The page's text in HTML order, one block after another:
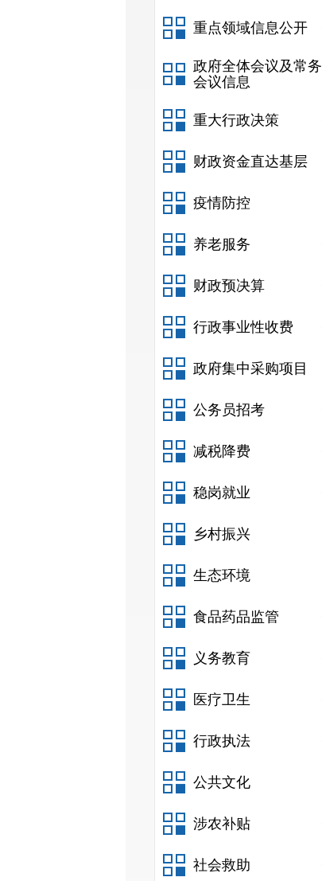
重点领域信息公开
政府全体会议及常务
会议信息
重大行政决策
财政资金直达基层
疫情防控
养老服务
财政预决算
行政事业性收费
政府集中采购项目
公务员招考
减税降费
稳岗就业
乡村振兴
生态环境
食品药品监管
义务教育
医疗卫生
行政执法
公共文化
涉农补贴
社会救助